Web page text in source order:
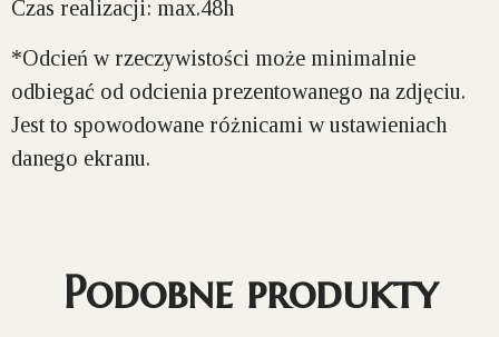
Czas realizacji: max.48h
*Odcień w rzeczywistości może minimalnie
odbiegać od odcienia prezentowanego na zdjęciu.
Jest to spowodowane różnicami w ustawieniach
danego ekranu.
Podobne produkty